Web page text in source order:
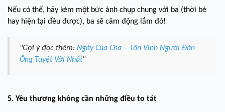
Nếu có thể, hãy kèm một bức ảnh chụp chung với ba (thời bé
hay hiện tại đều được), ba sẽ cảm động lắm đó!
"Gợi ý đọc thêm: Ngày Của Cha – Tôn Vinh Người Đàn
Ông Tuyệt Vời Nhất"
5. Yêu thương không cần những điều to tát